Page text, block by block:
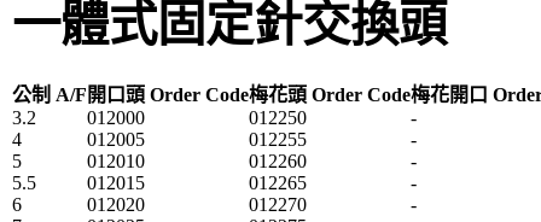
一體式固定針交換頭
公制 A/F 開口頭 Order Code梅花頭 Order Code梅花開口
3.2
012000 012250
-
4
012005 012255
-
5
012010 012260
-
5.5
012015 012265
-
6
012020 012270
-